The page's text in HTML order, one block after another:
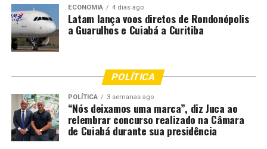
19,1% no número de apreensões de drogas em janeiro
deste ano, em comparação com janeiro do ano anterior.
Em 2026, os militares retiraram de circulação mais de 5
mil quilos de entorpecentes, enquanto pouco mais de 4
As ações ocorreram tanto em áreas urbanas quanto
rurais, com abordagens, bloqueios policiais, barreiras e
demais ações do policiamento tático e ostensivo, com
apoio das demais Forças de Segurança.
ECONOMIA 4 dias ago
Latam lança voos diretos de Rondonópolis
a Guarulhos e Cuiabá a Curitiba
POLÍTICA
POLÍTICA 3 semanas ago
“Nós deixamos uma marca”, diz Juca ao
relembrar concurso realizado na Câmara
de Cuiabá durante sua presidência